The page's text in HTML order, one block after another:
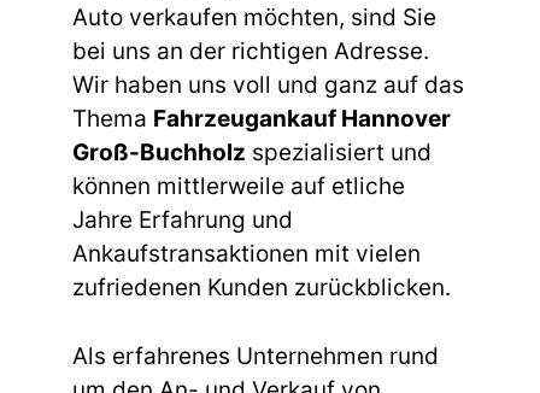
Auto verkaufen möchten, sind Sie
bei uns an der richtigen Adresse.
Wir haben uns voll und ganz auf das
Thema Fahrzeugankauf Hannover
Groß-Buchholz spezialisiert und
können mittlerweile auf etliche
Jahre Erfahrung und
Ankaufstransaktionen mit vielen
zufriedenen Kunden zurückblicken.
Als erfahrenes Unternehmen rund